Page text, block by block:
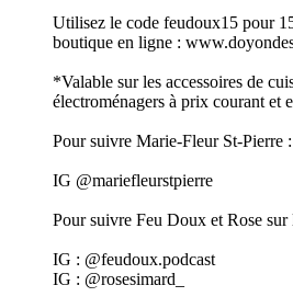
Utilisez le code feudoux15 pour
boutique en ligne :
*Valable sur les accessoires de
électroménagers à prix courant et
Pour suivre Marie-Fleur St-Pierre :
IG @mariefleurstpierre
Pour suivre Feu Doux et Rose sur
IG : @feudoux.podcast
IG : @rosesimard_